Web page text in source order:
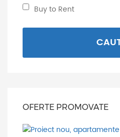
Buy
Rent:
Buy to Rent
OFERTE PROMOVATE